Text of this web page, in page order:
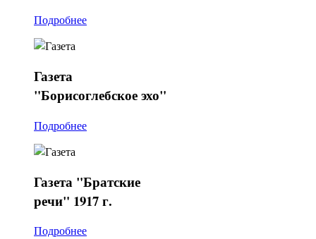
Подробнее
Газета
"Борисоглебское эхо"
Подробнее
Газета "Братские
речи" 1917 г.
Подробнее